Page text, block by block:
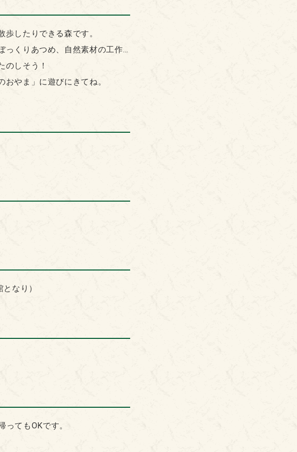
したりできる森です。
っくりあつめ、自然素材の工作…
のしそう！
やま」に遊びにきてね。
なり）
てもOKです。